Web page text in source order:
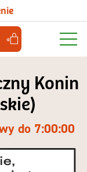
Konin
do 7:00:00